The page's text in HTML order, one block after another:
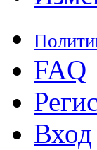
FAQ
Вход